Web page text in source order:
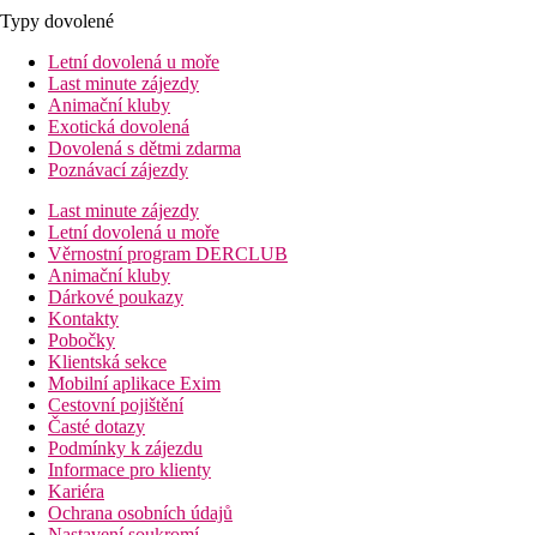
Typy dovolené
Letní dovolená u moře
Last minute zájezdy
Animační kluby
Exotická dovolená
Dovolená s dětmi zdarma
Poznávací zájezdy
Last minute zájezdy
Letní dovolená u moře
Věrnostní program DERCLUB
Animační kluby
Dárkové poukazy
Kontakty
Pobočky
Klientská sekce
Mobilní aplikace Exim
Cestovní pojištění
Časté dotazy
Podmínky k zájezdu
Informace pro klienty
Kariéra
Ochrana osobních údajů